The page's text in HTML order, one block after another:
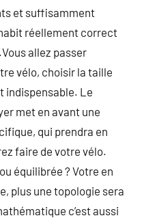
et suffisamment
réellement correct
allez passer
vélo, choisir la taille
indispensable. Le
met en avant une
qui prendra en
faire de votre vélo.
équilibrée ? Votre en
plus une topologie sera
c’est aussi